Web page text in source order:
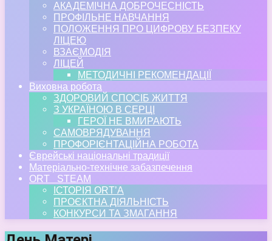
АКАДЕМІЧНА ДОБРОЧЕСНІСТЬ
ПРОФІЛЬНЕ НАВЧАННЯ
ПОЛОЖЕННЯ ПРО ЦИФРОВУ БЕЗПЕКУ
ЛІЦЕЮ
ВЗАЄМОДІЯ
ЛІЦЕЙ
МЕТОДИЧНІ РЕКОМЕНДАЦІЇ
Виховна робота
ЗДОРОВИЙ СПОСІБ ЖИТТЯ
З УКРАЇНОЮ В СЕРЦІ
ГЕРОЇ НЕ ВМИРАЮТЬ
САМОВРЯДУВАННЯ
ПРОФОРІЄНТАЦІЙНА РОБОТА
Єврейські національні традиції
Матеріально-технічне забазпечення
ORT STEAM
ІСТОРІЯ ORT’A
ПРОЄКТНА ДІЯЛЬНІСТЬ
КОНКУРСИ ТА ЗМАГАННЯ